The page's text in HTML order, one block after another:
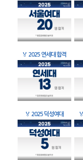
🏅 2025 연세대 합격
🏅 2025 덕성여대 🏅